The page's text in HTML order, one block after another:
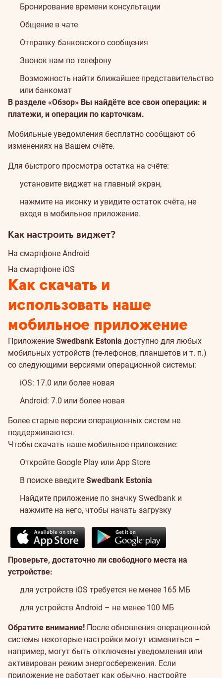
Бронирование времени консультации
Общение в чате
Отправку банковского сообщения
Звонок нам по телефону
Возможность найти ближайшее представительство
или банкомат
В разделе «Обзор» Вы найдёте все свои операции: и
платежи, и операции по карточкам.
Мобильные уведомления бесплатно сообщают об
изменениях на Вашем счёте.
Для быстрого просмотра остатка на счёте:
установите виджет на главный экран,
нажмите на иконку и увидите остаток счёта, не
входя в мобильное приложение.
Как настроить виджет?
На смартфоне Android
На смартфоне iOS
Как скачать и
использовать наше
мобильное приложение
Приложение Swedbank Estonia доступно для любых
мобильных устройств (те-лефонов, планшетов и т. п.)
со следующими версиями операционной системы:
iOS: 17.0 или более новая
Android: 7.0 или более новая
Более старые версии операционных систем не
поддерживаются.
Чтобы скачать наше мобильное приложение:
Откройте Google Play или App Store
В поиске введите Swedbank Estonia
Найдите приложение по значку Swedbank и
нажмите на него, чтобы начать загрузку
Проверьте, достаточно ли свободного места на
устройстве:
для устройств iOS требуется не менее 165 МБ
для устройств Android – не менее 100 МБ
Обратите внимание! После обновления операционной
системы некоторые настройки могут измениться –
например, могут быть отключены уведомления или
активирован режим энергосбережения. Если
приложение не работает как обычно, настройте